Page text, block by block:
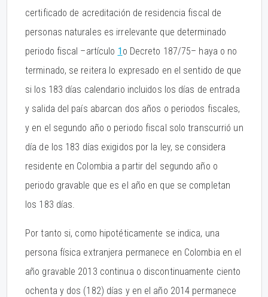
certificado de acreditación de residencia fiscal de
personas naturales es irrelevante que determinado
periodo fiscal –artículo 1o Decreto 187/75– haya o no
terminado, se reitera lo expresado en el sentido de que
si los 183 días calendario incluidos los días de entrada
y salida del país abarcan dos años o periodos fiscales,
y en el segundo año o periodo fiscal solo transcurrió un
día de los 183 días exigidos por la ley, se considera
residente en Colombia a partir del segundo año o
periodo gravable que es el año en que se completan
los 183 días.
Por tanto si, como hipotéticamente se indica, una
persona física extranjera permanece en Colombia en el
año gravable 2013 continua o discontinuamente ciento
ochenta y dos (182) días y en el año 2014 permanece